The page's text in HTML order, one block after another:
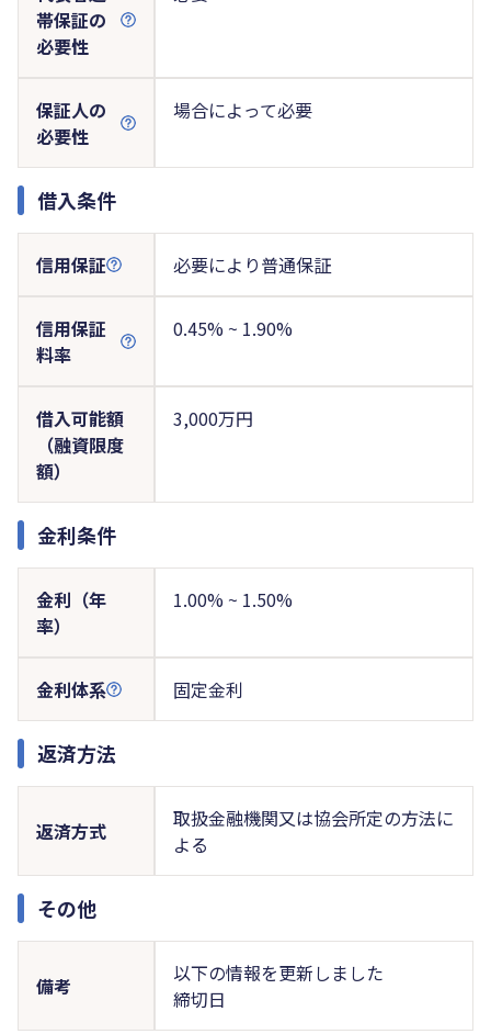
帯保証の
必要性
保証人の
必要性
場合によって必要
借入条件
信用保証 必要により普通保証
信用保証
料率
0.45% ~ 1.90%
借入可能額
（融資限度
額）
3,000万円
金利条件
金利（年
率）
1.00% ~ 1.50%
金利体系 固定金利
返済方法
返済方式
取扱金融機関又は協会所定の方法に
よる
その他
備考
以下の情報を更新しました
締切日